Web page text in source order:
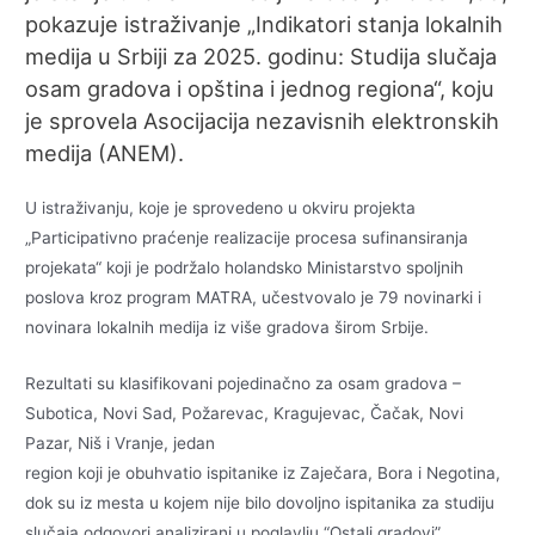
pokazuje istraživanje „Indikatori stanja lokalnih
medija u Srbiji za 2025. godinu: Studija slučaja
osam gradova i opština i jednog regiona“, koju
je sprovela Asocijacija nezavisnih elektronskih
medija (ANEM).
U istraživanju, koje je sprovedeno u okviru projekta
„Participativno praćenje realizacije procesa sufinansiranja
projekata“ koji je podržalo holandsko Ministarstvo spoljnih
poslova kroz program MATRA, učestvovalo je 79 novinarki i
novinara lokalnih medija iz više gradova širom Srbije.
Rezultati su klasifikovani pojedinačno za osam gradova –
Subotica, Novi Sad, Požarevac, Kragujevac, Čačak, Novi
Pazar, Niš i Vranje, jedan
region koji je obuhvatio ispitanike iz Zaječara, Bora i Negotina,
dok su iz mesta u kojem nije bilo dovoljno ispitanika za studiju